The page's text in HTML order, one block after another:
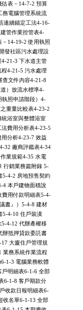
估表－14-7-2 預算
務電腦管理系統流
連續錨定工法4-16-
管作業控管表4-
14-19-2 使用執照
發社區污水處理設
21-3 下水道主管
4-21-5 污水處理
查文件內容4-21-8
）放流水標準4-
執照申請階段）4-
重量比較表4-23-2
浴室與整體浴室
費用分析表4-23-5
分析4-23-7 效益
32 廠商評鑑表4-34
業規範4-35 水電
行銷業務篇附錄 5-
5-4-2 房地預售契約
4 本戶建物面積說
費用付款明細表5-4-
書』）5-4-8 建材
5-4-10 住戶裝潢
5-4-12 代辦產權移
辦抵押貸款委託書
大廈住戶管理規
業務系統作業流程
1-3 電腦業務軟體
戶明細表6-1-6 全部
6-1-8 客戶期款分
收款日報明細表6-
收名單6-1-13 全部